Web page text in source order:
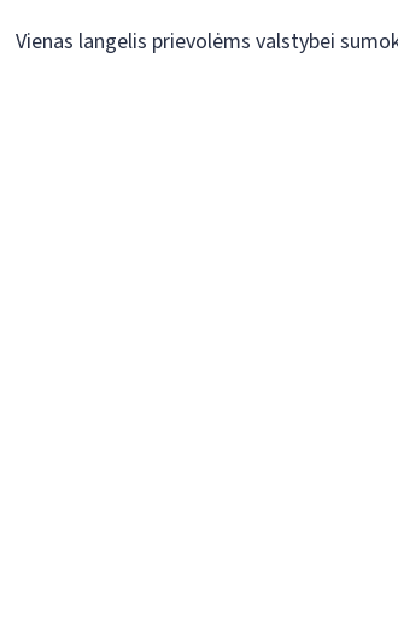
Vienas langelis prievolėms valstybei